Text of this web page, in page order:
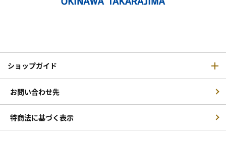
ショップガイド
お問い合わせ先
特商法に基づく表示